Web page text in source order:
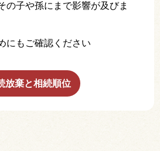
の子や孫にまで影響が及びま
にもご確認ください
放棄と相続順位